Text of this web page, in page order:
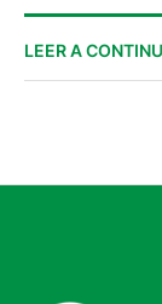
LEER A